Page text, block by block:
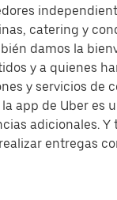
catering y
damos la
y a quienes
y servicios de
app de Uber es
adicionales.
entregas